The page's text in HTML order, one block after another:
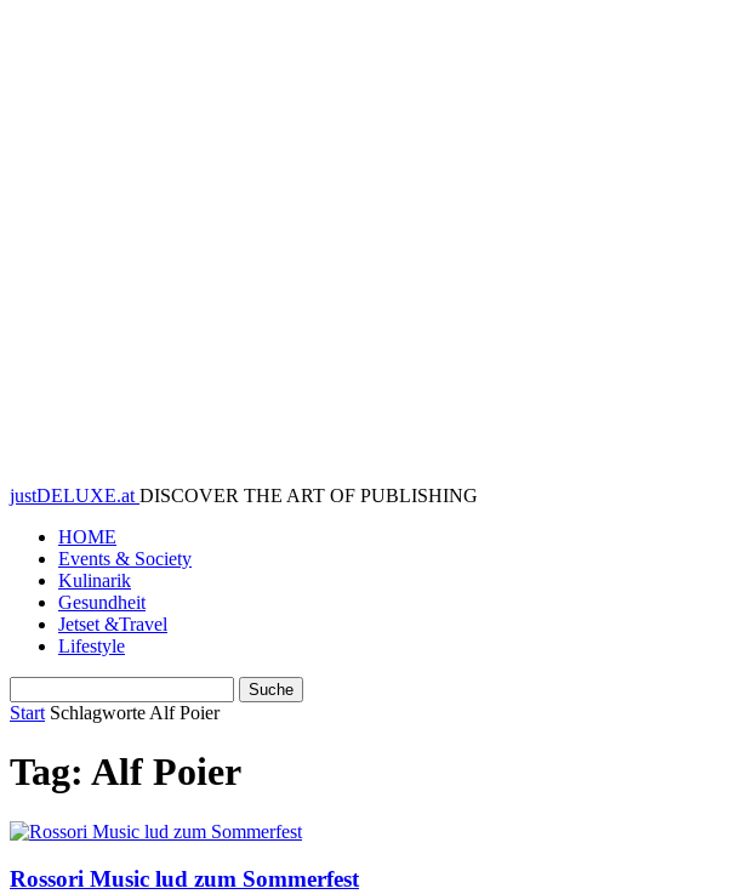
justDELUXE.at DISCOVER THE ART OF PUBLISHING
HOME
Events & Society
Kulinarik
Gesundheit
Jetset &Travel
Lifestyle
Start Schlagworte Alf Poier
Tag: Alf Poier
Rossori Music lud zum Sommerfest